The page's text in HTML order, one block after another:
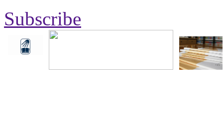
Subscribe